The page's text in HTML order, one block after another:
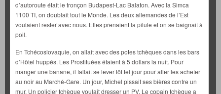
d’autoroute était le tronçon Budapest-Lac Balaton. Avec la Simca
1100 TI, on doublait tout le Monde. Les deux allemandes de l’Est
voulaient rester avec nous. Elles prenaient la pilule et on se baignait à
poil.
En Tchécoslovaquie, on allait avec des potes tchèques dans les bars
d’Hôtel huppés. Les Prostituées étaient à 5 dollars la nuit. Pour
manger une banane, il fallait se lever tôt tel jour pour aller les acheter
au noir au Marché-Gare. Un jour, Michel pissait ses bières contre un
mur. Un policier tchèque voulait dresser un PV. Le copain tchèque a